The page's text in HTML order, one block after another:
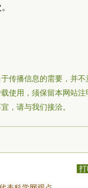
传播信息的需要，并
使用，须保留本网站
，请与我们接洽。
打